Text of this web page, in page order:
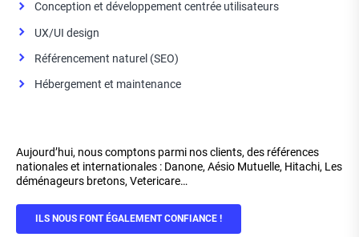
Conception et développement centrée utilisateurs
UX/UI design
Référencement naturel (SEO)
Hébergement et maintenance
Aujourd’hui, nous comptons parmi nos clients, des références
nationales et internationales : Danone, Aésio Mutuelle, Hitachi, Les
déménageurs bretons, Vetericare…
ILS NOUS FONT ÉGALEMENT CONFIANCE !